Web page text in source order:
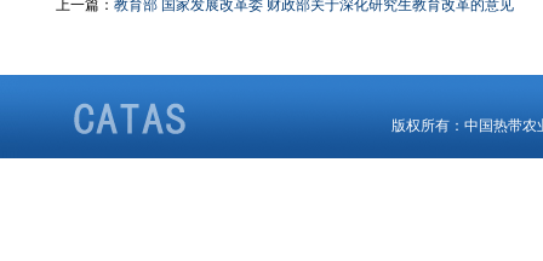
上一篇： 教育部 国家发展改革委 财政部关于深化研究生教育改革的意见
版权所有：中国热带